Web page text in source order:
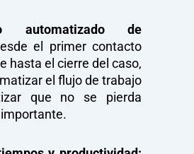
automatizado de
el primer contacto
hasta el cierre del caso,
el flujo de trabajo
que no se pierda